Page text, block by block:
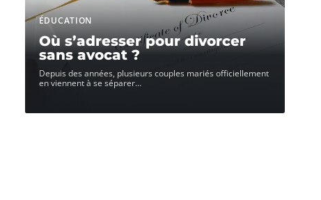
ÉDUCATION
Où s’adresser pour divorcer
sans avocat ?
Depuis des années, plusieurs couples mariés officiellement
en viennent à se séparer…